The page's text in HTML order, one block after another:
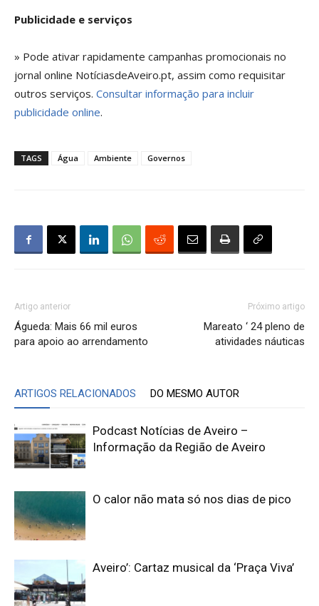
Publicidade e serviços
» Pode ativar rapidamente campanhas promocionais no
jornal online NotíciasdeAveiro.pt, assim como requisitar
outros serviços. Consultar informação para incluir
publicidade online.
TAGS Água Ambiente Governos
Artigo anterior
Águeda: Mais 66 mil euros
para apoio ao arrendamento
Próximo artigo
Mareato ‘ 24 pleno de
atividades náuticas
ARTIGOS RELACIONADOS DO MESMO AUTOR
Podcast Notícias de Aveiro –
Informação da Região de Aveiro
O calor não mata só nos dias de pico
Aveiro’: Cartaz musical da ‘Praça Viva’